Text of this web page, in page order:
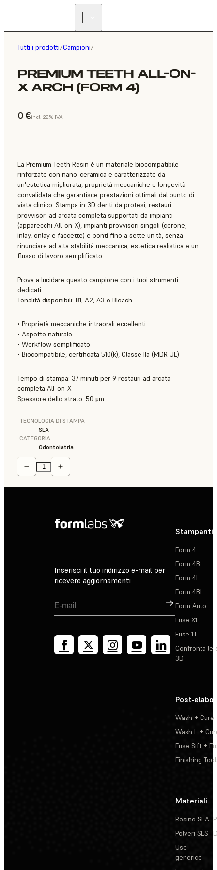
Tutti i prodotti/Campioni/
PREMIUM TEETH ALL-ON-
X ARCH (FORM 4)
0 €incl. 22% IVA
La Premium Teeth Resin è un materiale biocompatibile
rinforzato con nano-ceramica e caratterizzato da
un'estetica migliorata, proprietà meccaniche e longevità
convalidata che garantisce prestazioni ottimali dal punto di
vista clinico. Stampa in 3D denti da protesi, restauri
provvisori ad arcata completa supportati da impianti
(apparecchi All-on-X), impianti provvisori singoli (corone,
inlay, onlay e faccette) e ponti fino a sette unità, senza
rinunciare ad alta stabilità meccanica, estetica realistica e un
flusso di lavoro semplificato.
Prova a lucidare questo campione con i tuoi strumenti
dedicati.
Tonalità disponibili: B1, A2, A3 e Bleach
• Proprietà meccaniche intraorali eccellenti
• Aspetto naturale
• Workflow semplificato
• Biocompatibile, certificata 510(k), Classe IIa (MDR UE)
Tempo di stampa: 37 minuti per 9 restauri ad arcata
completa All-on-X
Spessore dello strato: 50 μm
TECNOLOGIA DI STAMPA
SLA
CATEGORIA
Odontoiatria
Inserisci il tuo indirizzo e-mail per
ricevere aggiornamenti
Registrati
Stampanti
Form 4
Form 4B
Form 4L
Form 4BL
Form Auto
Fuse X1
Fuse 1+
Confronta le
3D
Post-
Wash + Cure
Wash L +
Fuse Sift +
Finishing
Materiali
Resine SLA
Polveri SLS
Uso
generico